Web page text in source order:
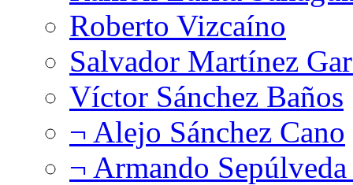
Roberto Vizcaíno
Salvador Martínez
Víctor Sánchez Baños
¬ Alejo Sánchez Cano
¬ Armando